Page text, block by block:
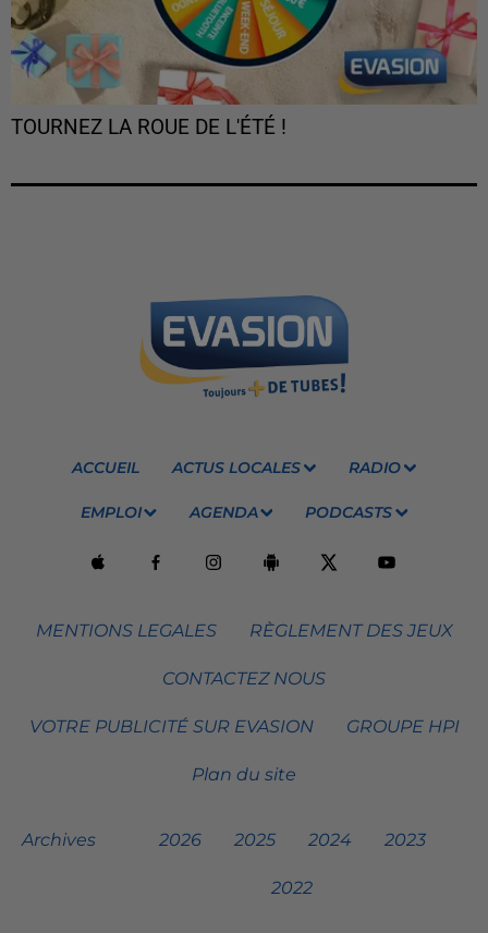
TOURNEZ LA ROUE DE L'ÉTÉ !
ACCUEIL ACTUS LOCALES RADIO
EMPLOI AGENDA PODCASTS
MENTIONS LEGALES RÈGLEMENT DES JEUX
CONTACTEZ NOUS
VOTRE PUBLICITÉ SUR EVASION GROUPE HPI
Plan du site
Archives 2026 2025 2024 2023
2022